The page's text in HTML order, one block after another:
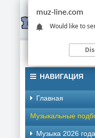
НАВИГАЦИЯ
Главная
Музыкальные
Музыка 2026 года
muz-line.com
Would like to